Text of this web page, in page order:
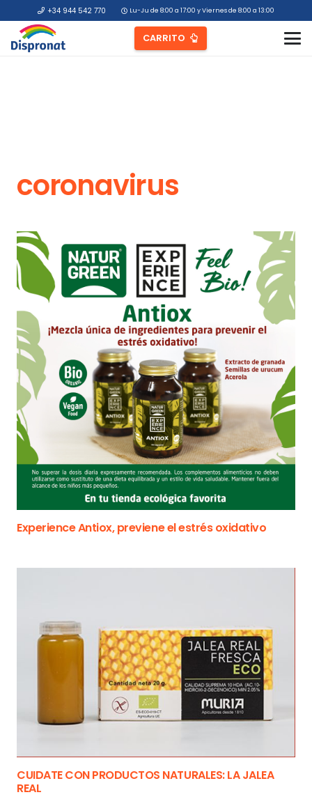
+34 944 542 770 Lu-Ju de 8:00 a 17:00 y Viernes de 8:00 a 13:00
CARRITO
coronavirus
Experience Antiox, previene el estrés oxidativo
CUIDATE CON PRODUCTOS NATURALES: LA JALEA
REAL